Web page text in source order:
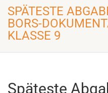
SPÄTESTE
BORS-
KLASSE 9
Späteste